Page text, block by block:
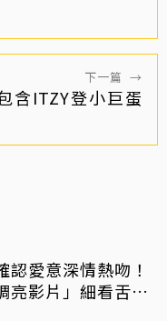
下一篇 →
含ITZY登小巨蛋
認愛意深情熱吻！
亮影片」細看舌吻